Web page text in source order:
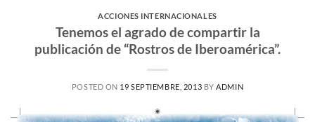
ACCIONES INTERNACIONALES
Tenemos el agrado de compartir la
publicación de “Rostros de Iberoamérica”.
POSTED ON 19 SEPTIEMBRE, 2013 BY ADMIN